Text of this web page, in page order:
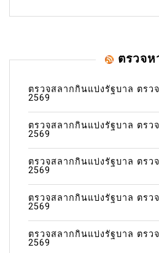
ตรวจห
ตรวจสลากกินแบ่งรัฐบาล ตรว
2569
ตรวจสลากกินแบ่งรัฐบาล ตรว
2569
ตรวจสลากกินแบ่งรัฐบาล ตรว
2569
ตรวจสลากกินแบ่งรัฐบาล ตรว
2569
ตรวจสลากกินแบ่งรัฐบาล ตรว
2569